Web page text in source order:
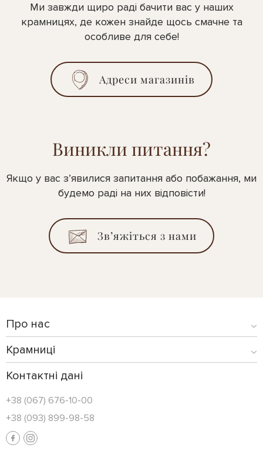
Ми завжди щиро раді бачити вас у наших
крамницях, де кожен знайде щось смачне та
особливе для себе!
Адреси магазинів
Виникли питання?
Якщо у вас з’явилися запитання або побажання, ми
будемо раді на них відповісти!
Зв’яжіться з нами
Про нас
Крамниці
Контактні дані
+38 (067) 676-10-00
+38 (093) 899-98-58